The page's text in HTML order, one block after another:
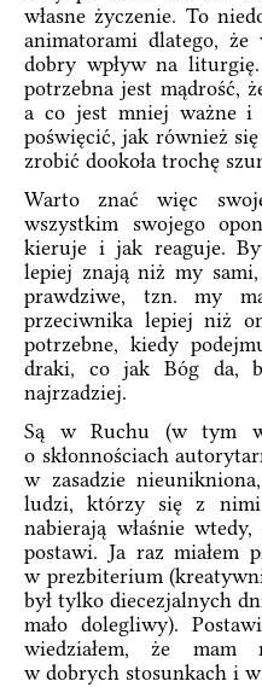
własne życzenie. To
animatorami dlatego,
dobry wpływ na
potrzebna jest mądrość,
a co jest mniej ważne i
poświęcić, jak również
zrobić dookoła trochę
Warto znać więc
wszystkim swojego
kieruje i jak reaguje.
lepiej znają niż my
prawdziwe, tzn. my
przeciwnika lepiej niż
potrzebne, kiedy
draki, co jak Bóg da,
najrzadziej.
Są w Ruchu (w tym
o skłonnościach
w zasadzie
ludzi, którzy się z nimi
nabierają właśnie
postawi. Ja raz miałem
w prezbiterium
był tylko diecezjalnych
mało dolegliwy).
wiedziałem, że
w dobrych stosunkach i